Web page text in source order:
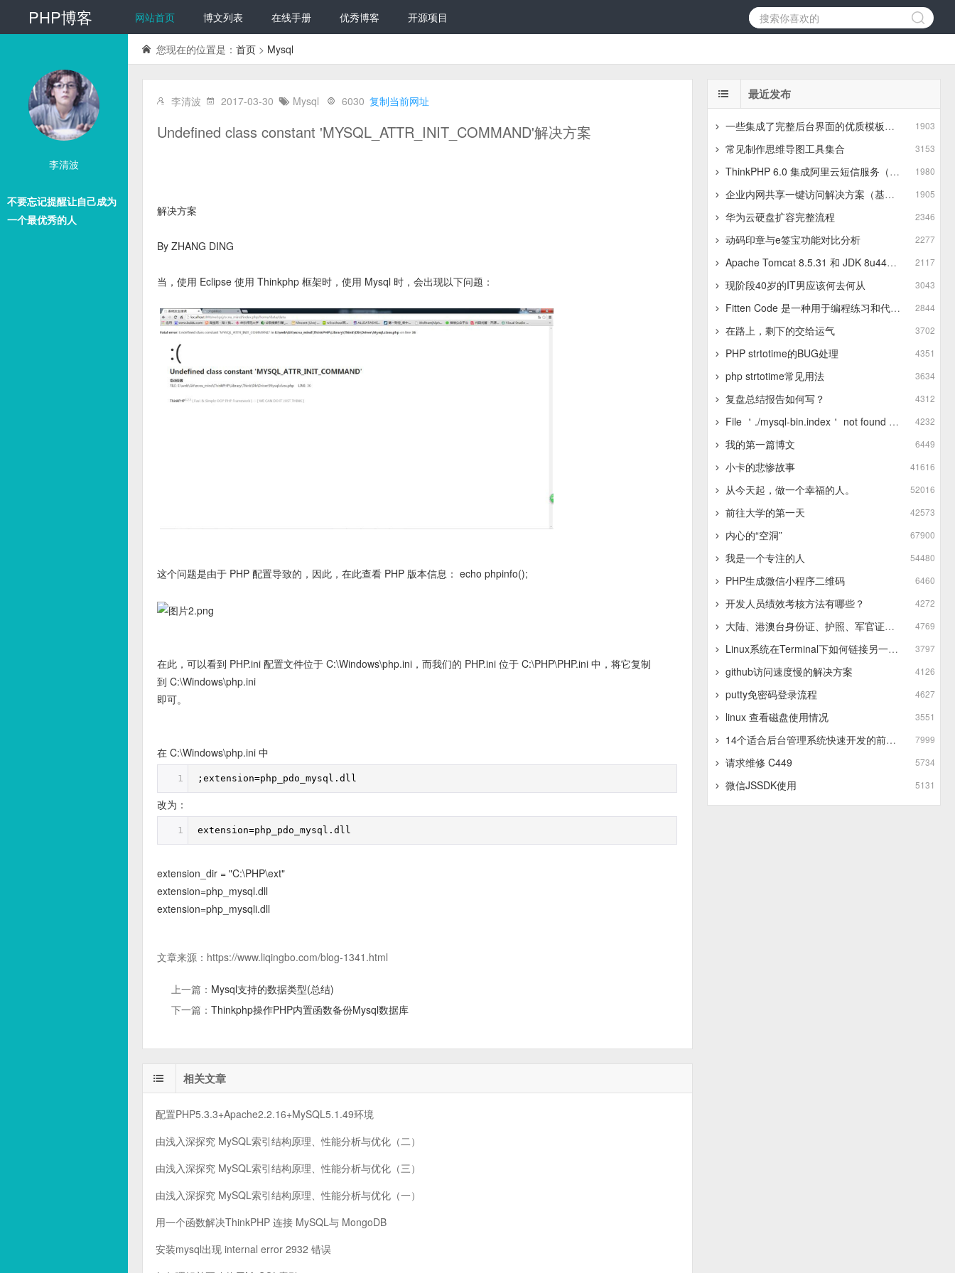
PHP博客 网站首页 博文列表 在线手册 优秀博客 开源项目
李清波
不要忘记提醒让自己成为
一个最优秀的人
您现在的位置是： 首页 > Mysql
李清波 2017-03-30 Mysql 6030 复制当前网址
Undefined class constant 'MYSQL_ATTR_INIT_COMMAND'解决方案
解决方案
By ZHANG DING
当，使用 Eclipse 使用 Thinkphp 框架时，使用 Mysql 时，会出现以下问题：
这个问题是由于 PHP 配置导致的，因此，在此查看 PHP 版本信息： echo phpinfo();
在此，可以看到 PHP.ini 配置文件位于 C:\Windows\php.ini，而我们的 PHP.ini 位于 C:\PHP\PHP.ini 中，将它复制
到 C:\Windows\php.ini
即可。
在 C:\Windows\php.ini 中
1 ;extension=php_pdo_mysql.dll
改为：
1 extension=php_pdo_mysql.dll
extension_dir = "C:\PHP\ext"
extension=php_mysql.dll
extension=php_mysqli.dll
文章来源： https://www.liqingbo.com/blog-1341.html
上一篇： Mysql支持的数据类型(总结)
下一篇： Thinkphp操作PHP内置函数备份Mysql数据库
相关文章
配置PHP5.3.3+Apache2.2.16+MySQL5.1.49环境
由浅入深探究 MySQL索引结构原理、性能分析与优化（二）
由浅入深探究 MySQL索引结构原理、性能分析与优化（三）
由浅入深探究 MySQL索引结构原理、性能分析与优化（一）
用一个函数解决ThinkPHP 连接 MySQL与 MongoDB
安装mysql出现 internal error 2932 错误
最近发布
1903
一些集成了完整后台界面的优质模板推荐
3153
常见制作思维导图工具集合
1980
ThinkPHP 6.0 集成阿里云短信服务（基于最新版SDK）
1905
企业内网共享一键访问解决方案（基于JSZip+LayUI）
2346
华为云硬盘扩容完整流程
2277
动码印章与e签宝功能对比分析
2117
Apache Tomcat 8.5.31 和 JDK 8u441 在 Linux 服务器 上的上传与安装步骤
3043
现阶段40岁的IT男应该何去何从
2844
Fitten Code 是一种用于编程练习和代码训练的平台
3702
在路上，剩下的交给运气
4351
PHP strtotime的BUG处理
3634
php strtotime常见用法
4312
复盘总结报告如何写？
4232
File ＇./mysql-bin.index＇ not found (Errcode: 13 - Permission denied)
6449
我的第一篇博文
41616
小卡的悲惨故事
52016
从今天起，做一个幸福的人。
42573
前往大学的第一天
67900
内心的“空洞”
54480
我是一个专注的人
6460
PHP生成微信小程序二维码
4272
开发人员绩效考核方法有哪些？
4769
大陆、港澳台身份证、护照、军官证的正则表达式
3797
Linux系统在Terminal下如何链接另一个Linux系统
4126
github访问速度慢的解决方案
4627
putty免密码登录流程
3551
linux 查看磁盘使用情况
7999
14个适合后台管理系统快速开发的前端框架
5734
请求维修 C449
5131
微信JSSDK使用